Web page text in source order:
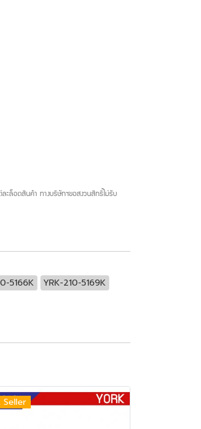
ละล็อตสินค้า ทางบริษัทฯขอสงวนสิทธิ์ไม่รับ
5166K
YRK-210-5169K
Seller